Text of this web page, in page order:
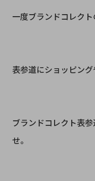
一度ブランドコレク
表参道にショッピン
ブランドコレクト表
せ。